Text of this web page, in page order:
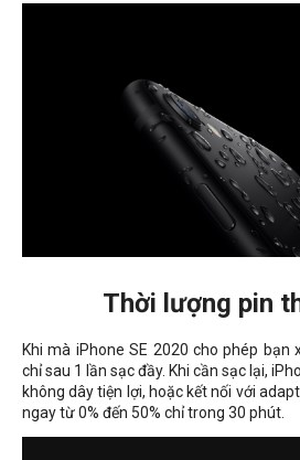
Thời lượng pin
Khi mà iPhone SE 2020 cho phép bạn
chỉ sau 1 lần sạc đầy. Khi cần sạc lại,
không dây tiện lợi, hoặc kết nối với
ngay từ 0% đến 50% chỉ trong 30 phút.